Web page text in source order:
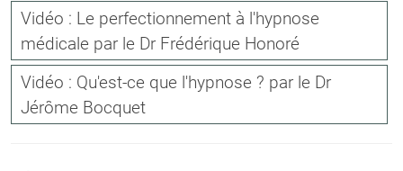
Vidéo : Le perfectionnement à l'hypnose
médicale par le Dr Frédérique Honoré
Vidéo : Qu'est-ce que l'hypnose ? par le Dr
Jérôme Bocquet